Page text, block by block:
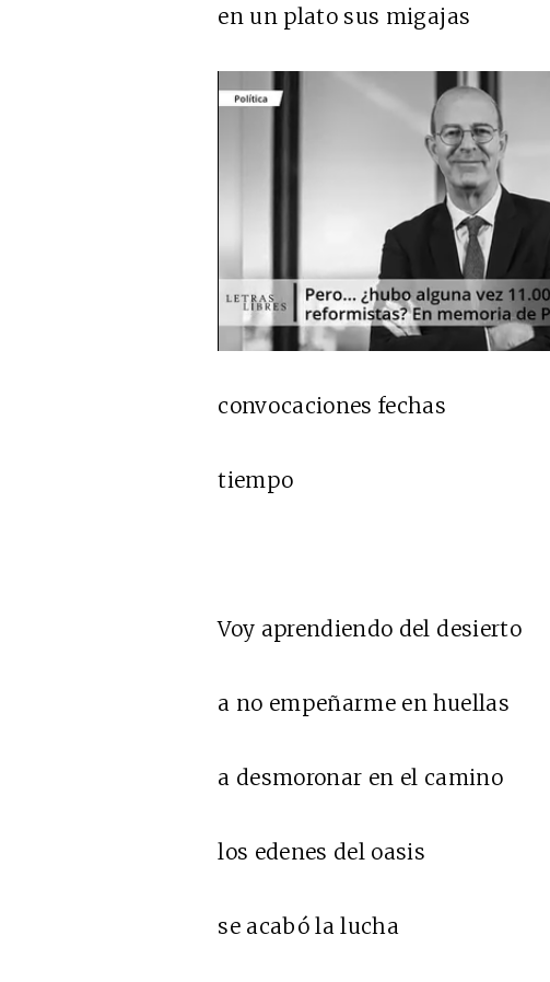
en un plato sus migajas
convocaciones fechas
tiempo
Voy aprendiendo del desierto
a no empeñarme en huellas
a desmoronar en el camino
los edenes del oasis
se acabó la lucha